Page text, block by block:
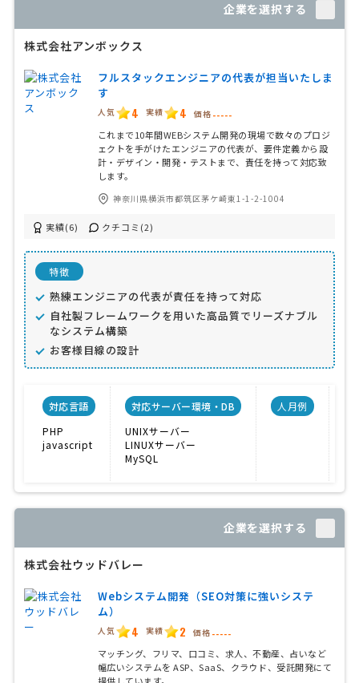
企業を選択する
株式会社アンボックス
フルスタックエンジニアの代表が担当いたしま
す
人気 4 実績 4 価格 -----
これまで10年間WEBシステム開発の現場で数々のプロジ
ェクトを手がけたエンジニアの代表が、要件定義から設
計・デザイン・開発・テストまで、責任を持って対応致
します。
神奈川県横浜市都筑区茅ケ崎東1-1-2-1004
実績(6) クチコミ(2)
特徴
熟練エンジニアの代表が責任を持って対応
自社製フレームワークを用いた高品質でリーズナブル
なシステム構築
お客様目線の設計
対応言語
PHP
javascript
対応サーバー環境・DB
UNIXサーバー
LINUXサーバー
MySQL
人月例
企業を選択する
株式会社ウッドバレー
Webシステム開発（SEO対策に強いシステ
ム）
人気 4 実績 2 価格 -----
マッチング、フリマ、口コミ、求人、不動産、占いなど
幅広いシステムを ASP、SaaS、クラウド、受託開発にて